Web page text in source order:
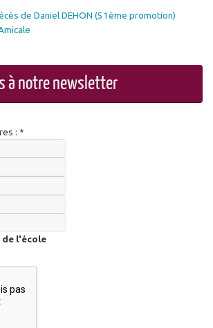
de Daniel DEHON (51ème promotion)
à notre newsletter
: *
de l'école